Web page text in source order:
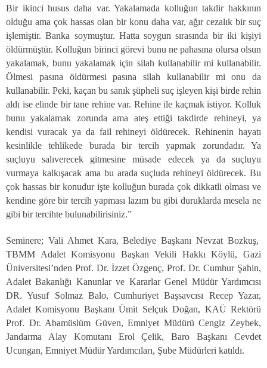
Bir ikinci husus daha var. Yakalamada kolluğun takdir hakkının
olduğu ama çok hassas olan bir konu daha var, ağır cezalık bir suç
işlemiştir. Banka soymuştur. Hatta soygun sırasında bir iki kişiyi
öldürmüştür. Kolluğun birinci görevi bunu ne pahasına olursa olsun
yakalamak, bunu yakalamak için silah kullanabilir mi kullanabilir.
Ölmesi pasına öldürmesi pasına silah kullanabilir mi onu da
kullanabilir. Peki, kaçan bu sanık şüpheli suç işleyen kişi birde rehin
aldı ise elinde bir tane rehine var. Rehine ile kaçmak istiyor. Kolluk
bunu yakalamak zorunda ama ateş ettiği takdirde rehineyi, ya
kendisi vuracak ya da fail rehineyi öldürecek. Rehinenin hayatı
kesinlikle tehlikede burada bir tercih yapmak zorundadır. Ya
suçluyu salıverecek gitmesine müsade edecek ya da suçluyu
vurmaya kalkışacak ama bu arada suçluda rehineyi öldürecek. Bu
çok hassas bir konudur işte kolluğun burada çok dikkatli olması ve
kendine göre bir tercih yapması lazım bu gibi duruklarda mesela ne
gibi bir tercihte bulunabilirisiniz.”
Seminere; Vali Ahmet Kara, Belediye Başkanı Nevzat Bozkuş,
TBMM Adalet Komisyonu Başkan Vekili Hakkı Köylü, Gazi
Üniversitesi’nden Prof. Dr. İzzet Özgenç, Prof. Dr. Cumhur Şahin,
Adalet Bakanlığı Kanunlar ve Kararlar Genel Müdür Yardımcısı
DR. Yusuf Solmaz Balo, Cumhuriyet Başsavcısı Recep Yazar,
Adalet Komisyonu Başkanı Ümit Selçuk Doğan, KAÜ Rektörü
Prof. Dr. Abamüslüm Güven, Emniyet Müdürü Cengiz Zeybek,
Jandarma Alay Komutanı Erol Çelik, Baro Başkanı Cevdet
Ucungan, Emniyet Müdür Yardımcıları, Şube Müdürleri katıldı.